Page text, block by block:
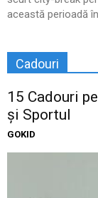
această perioadă
Cadouri
15 Cadouri
și Sportul
GOKID